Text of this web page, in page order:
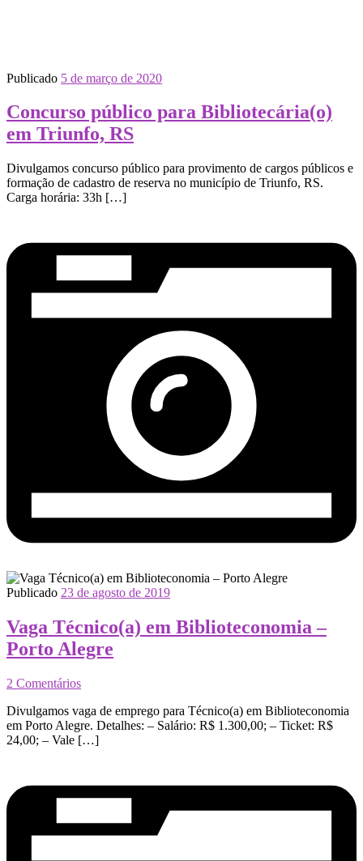
Publicado 5 de março de 2020
Concurso público para Bibliotecária(o)
em Triunfo, RS
Divulgamos concurso público para provimento de cargos públicos e
formação de cadastro de reserva no município de Triunfo, RS.
Carga horária: 33h […]
Publicado 23 de agosto de 2019
Vaga Técnico(a) em Biblioteconomia –
Porto Alegre
2 Comentários
Divulgamos vaga de emprego para Técnico(a) em Biblioteconomia
em Porto Alegre. Detalhes: – Salário: R$ 1.300,00; – Ticket: R$
24,00; – Vale […]